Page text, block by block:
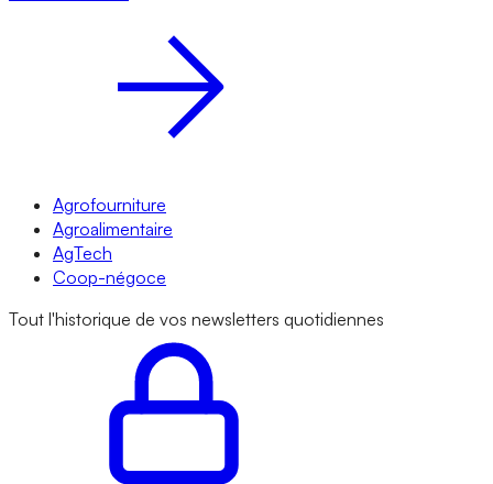
Agrofourniture
Agroalimentaire
AgTech
Coop-négoce
Tout l'historique de vos newsletters quotidiennes